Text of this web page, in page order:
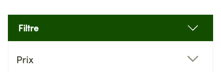
Filtre
Prix